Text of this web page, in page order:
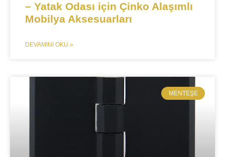
– Yatak Odası için Çinko Alaşımlı
Mobilya Aksesuarları​​
DEVAMINI OKU »
MENTEŞE​